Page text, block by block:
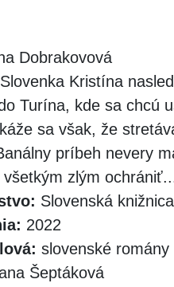
Dobrakovová
Slovenka Kristína
Turína, kde sa chcú
sa však, že
príbeh nevery
všetkým zlým
Slovenská
2022
slovenské romány
Šeptáková